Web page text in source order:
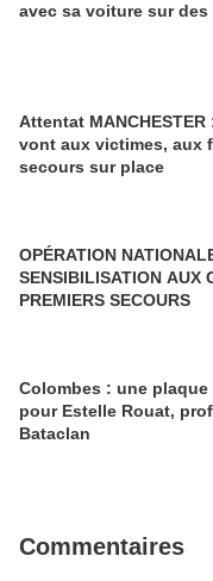
avec sa voiture sur des
Attentat
vont aux victimes, aux
secours sur place
OPÉRATION
SENSIBILISATION AUX
PREMIERS SECOURS
Colombes : une
pour Estelle Rouat,
Bataclan
Commentaires